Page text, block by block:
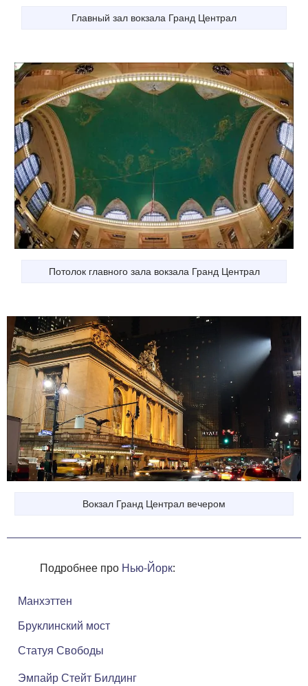
Главный зал вокзала Гранд Централ
Потолок главного зала вокзала Гранд Централ
Вокзал Гранд Централ вечером
Подробнее про Нью-Йорк:
Манхэттен
Бруклинский мост
Статуя Свободы
Эмпайр Стейт Билдинг